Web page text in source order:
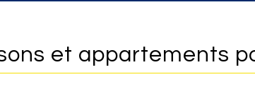
et appartements